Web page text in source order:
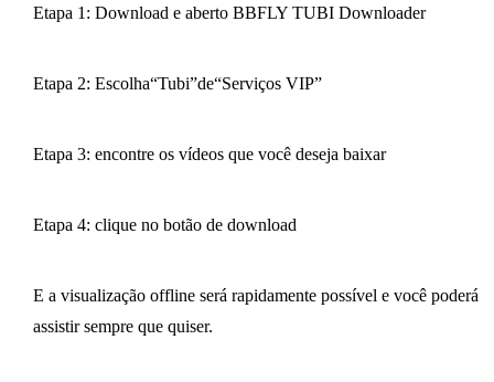
Etapa 1: Download e aberto BBFLY TUBI Downloader
Etapa 2: Escolha“Tubi”de“Serviços VIP”
Etapa 3: encontre os vídeos que você deseja baixar
Etapa 4: clique no botão de download
E a visualização offline será rapidamente possível e você poderá
assistir sempre que quiser.